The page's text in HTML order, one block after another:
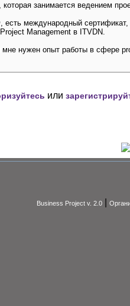
занимается ведением
международный сертификат,
Management в ITVDN.
мне нужен опыт работы в сфере
или
Business Project v. 2.0